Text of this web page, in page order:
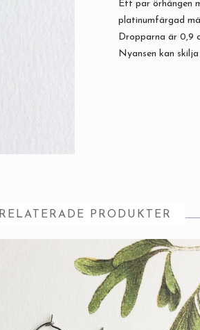
Ett par örhängen
platinumfärgad
Dropparna är 0,9
Nyansen kan
RELATERADE PRODUKTER